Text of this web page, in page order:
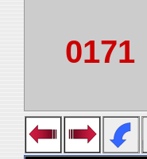
0171